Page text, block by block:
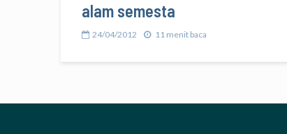
alam semesta
24/04/2012 11 menit baca